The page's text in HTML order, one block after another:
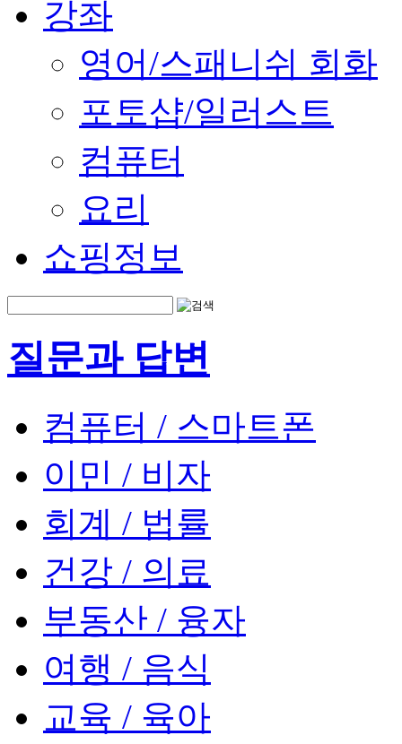
강좌
영어/스패니쉬 회화
포토샵/일러스트
컴퓨터
요리
쇼핑정보
질문과 답변
컴퓨터 / 스마트폰
이민 / 비자
회계 / 법률
건강 / 의료
부동산 / 융자
여행 / 음식
교육 / 육아